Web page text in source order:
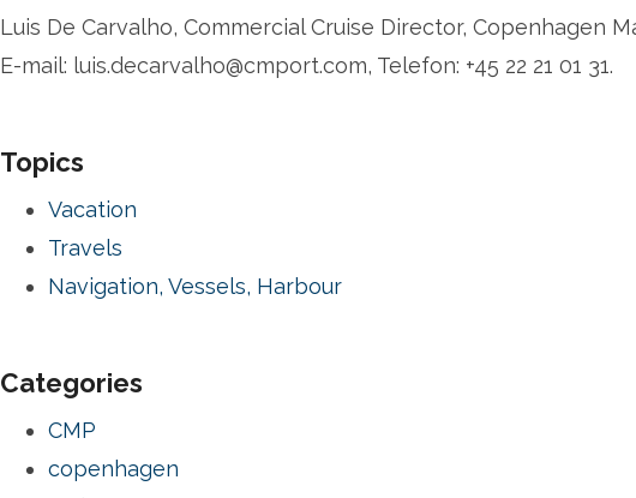
Luis De Carvalho, Commercial Cruise Director, Copenhagen
E-mail: luis.decarvalho@cmport.com, Telefon: +45 22 21 01 31.
Topics
Vacation
Travels
Navigation, Vessels, Harbour
Categories
CMP
copenhagen